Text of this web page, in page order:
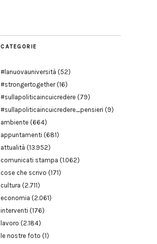
CATEGORIE
#lanuovauniversità (52)
#strongertogether(16)
#sullapoliticaincuicredere (79)
#sullapoliticaincuicredere_pensieri (9)
ambiente (664)
appuntamenti (681)
attualità (13.952)
comunicati stampa (1.062)
cose che scrivo (171)
cultura (2.711)
economia (2.061)
interventi (176)
lavoro (2.184)
le nostre foto (1)